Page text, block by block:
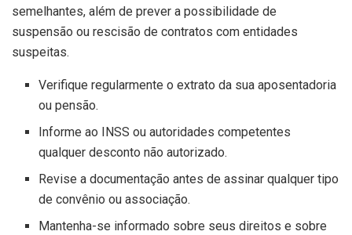
semelhantes, além de prever a possibilidade de
suspensão ou rescisão de contratos com entidades
suspeitas.
Verifique regularmente o extrato da sua aposentadoria
ou pensão.
Informe ao INSS ou autoridades competentes
qualquer desconto não autorizado.
Revise a documentação antes de assinar qualquer tipo
de convênio ou associação.
Mantenha-se informado sobre seus direitos e sobre